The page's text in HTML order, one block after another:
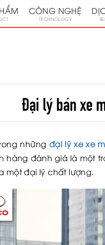
CÔNG NGHỆ
TECHNOLOGY
Đại lý bán xe
những đại lý xe xe
hàng đánh giá là một
một đại lý chất lượng.